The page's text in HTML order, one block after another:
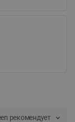
рекомендует